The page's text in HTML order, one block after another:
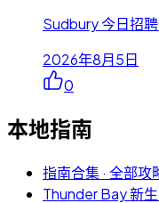
Sudbury 今日招
2026年8月5日
0
本地指南
指南合集 · 全部攻
Thunder Bay 新